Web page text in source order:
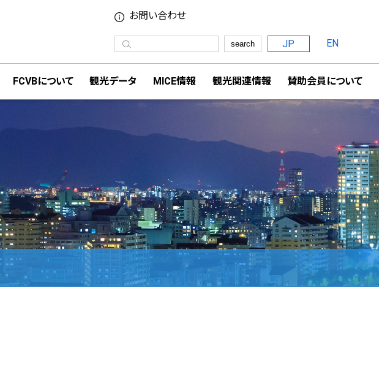
お問い合わせ
search JP EN
FCVBについて 観光データ MICE情報 観光関連情報 賛助会員について